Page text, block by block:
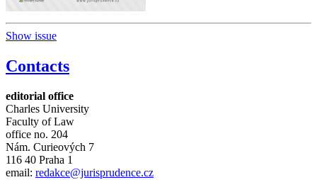
Show issue
Contacts
editorial office
Charles University
Faculty of Law
office no. 204
Nám. Curieových 7
116 40 Praha 1
email: redakce@jurisprudence.cz